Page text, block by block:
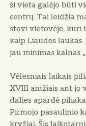
ši vieta galėjo būti
centrų. Tai leidžia
stovi vietovėje, kuri
kaip Liaudos
jau minimas kalnas
Vėlesniais laikais
XVIII amžiais ant jo
dalies apardė
Pirmojo pasaulinio